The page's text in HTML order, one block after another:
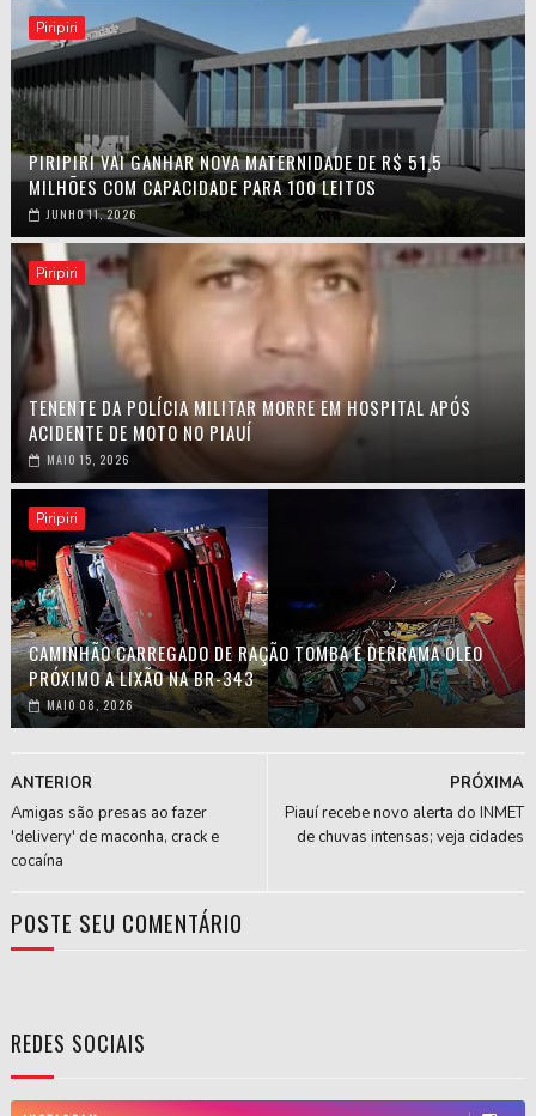
Piripiri
PIRIPIRI VAI GANHAR NOVA MATERNIDADE DE R$ 51,5
MILHÕES COM CAPACIDADE PARA 100 LEITOS
JUNHO 11, 2026
Piripiri
TENENTE DA POLÍCIA MILITAR MORRE EM HOSPITAL APÓS
ACIDENTE DE MOTO NO PIAUÍ
MAIO 15, 2026
Piripiri
CAMINHÃO CARREGADO DE RAÇÃO TOMBA E DERRAMA ÓLEO
PRÓXIMO A LIXÃO NA BR-343
MAIO 08, 2026
PRÓXIMA
Piauí recebe novo alerta do INMET
de chuvas intensas; veja cidades
ANTERIOR
Amigas são presas ao fazer
'delivery' de maconha, crack e
cocaína
POSTE SEU COMENTÁRIO
REDES SOCIAIS